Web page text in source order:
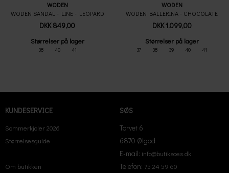
Størrelser på lager
38 40 41
WODEN
WODEN SANDAL - LINE - LEOPARD
DKK 849,00
Størrelser på lager
37 38 39 40 41
WODEN
WODEN BALLERINA - CHOCOLATE
DKK 1.099,00
KUNDESERVICE
Sommerkjoler 2026
Størrelsesguide
Om butikken
SØS
Torvet 6
6870 Ølgod
E-mail: info@butiksoes.dk
Telefon: 75 24 59 60